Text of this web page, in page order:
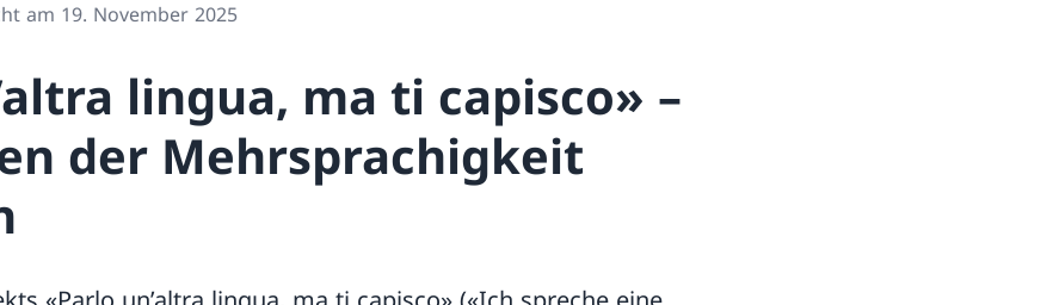
am 19. November 2025
lingua, ma ti capisco» –
der Mehrsprachigkeit